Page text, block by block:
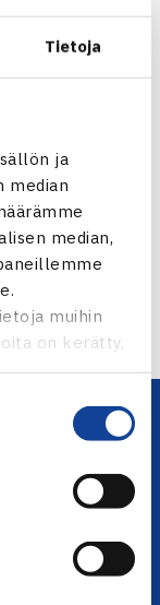
Tietoja
ja
median
median,
muihin
on kerätty,